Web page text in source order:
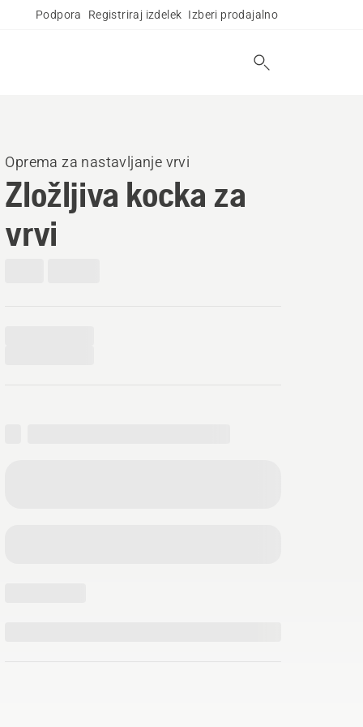
Podpora Registriraj izdelek Izberi prodajalno
Oprema za nastavljanje vrvi
Zložljiva kocka za
vrvi